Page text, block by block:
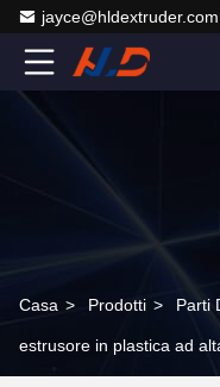
jayce@hldextruder.com
Casa > Prodotti > Parti
estrusore in plastica ad